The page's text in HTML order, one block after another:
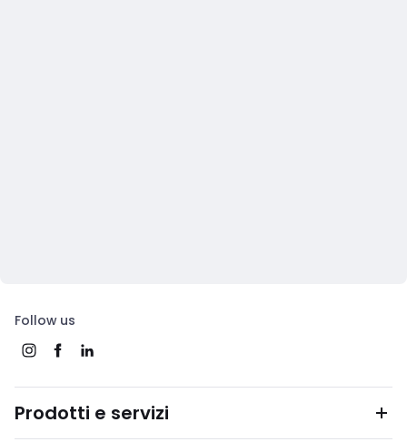
Follow us
Prodotti e servizi